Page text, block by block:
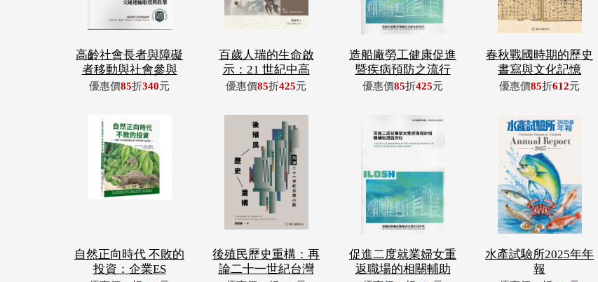
高齡社會長者與障礙
者移動與社會參與
優惠價85折340元
百歲人瑞的生命啟
示：21 世紀中高
優惠價85折425元
造船廠勞工健康促進
暨疾病預防之流行
優惠價85折425元
春秋戰國時期的歷史
書寫與文化記憶
優惠價85折612元
自然正向時代 不敗的
投資：企業ES
後殖民歷史重構：再
論二十一世紀台灣
促進二度就業婦女重
返職場的相關輔助
水產試驗所2025年年
報